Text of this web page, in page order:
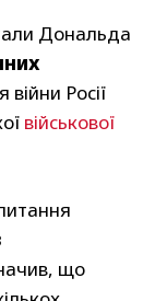
Дональда
Росії
військової
що